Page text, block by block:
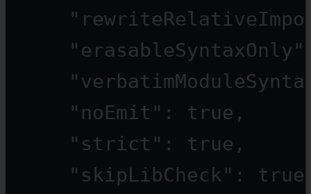
"erasableSyntaxOnly"
"noEmit" : true ,
"strict" : true ,
"skipLibCheck" : true